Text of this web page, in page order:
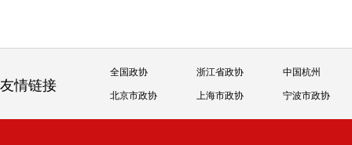
友情链接
全国政协 浙江省政协 中国杭州
北京市政协 上海市政协 宁波市政协